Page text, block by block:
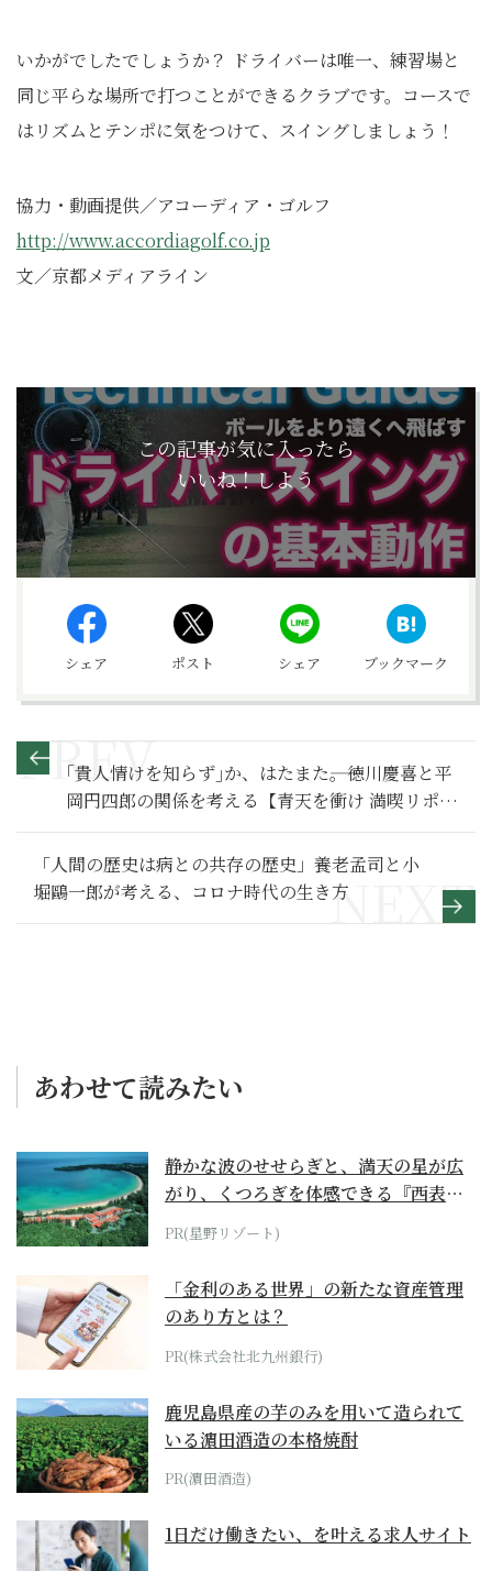
いかがでしたでしょうか？ ドライバーは唯一、練習場と
同じ平らな場所で打つことができるクラブです。コースで
はリズムとテンポに気をつけて、スイングしましょう！
協力・動画提供／アコーディア・ゴルフ
http://www.accordiagolf.co.jp
文／京都メディアライン
この記事が気に入ったら
いいね！しよう
シェア ポスト シェア ブックマーク
｢貴人情けを知らず｣か、はたまた――。徳川慶喜と平
岡円四郎の関係を考える【青天を衝け 満喫リポー
ト】
「人間の歴史は病との共存の歴史」養老孟司と小
堀鷗一郎が考える、コロナ時代の生き方
あわせて読みたい
静かな波のせせらぎと、満天の星が広
がり、くつろぎを体感できる『西表島
ホテル by...
PR(星野リゾート)
「金利のある世界」の新たな資産管理
のあり方とは？
PR(株式会社北九州銀行)
鹿児島県産の芋のみを用いて造られて
いる濵田酒造の本格焼酎
PR(濵田酒造)
1日だけ働きたい、を叶える求人サイト